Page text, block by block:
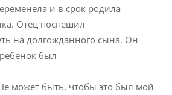
и в срок родила
Отец поспешил
на долгожданного сына. Он
был
может быть, чтобы это был мой